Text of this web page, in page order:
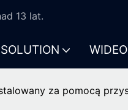
13 lat.
SOLUTION WIDEO
za pomocą